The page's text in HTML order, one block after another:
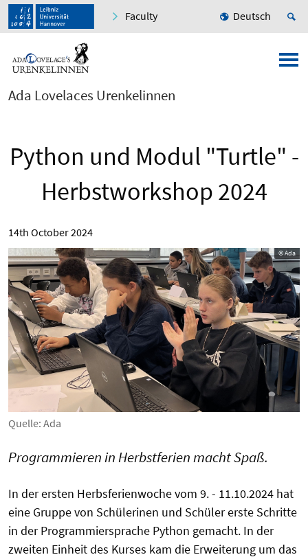
Faculty Deutsch
Ada Lovelaces Urenkelinnen
Python und Modul "Turtle" -
Herbstworkshop 2024
14th October 2024
© Ada
Quelle: Ada
Programmieren in Herbstferien macht Spaß.
In der ersten Herbsferienwoche vom 9. - 11.10.2024 hat
eine Gruppe von Schülerinen und Schüler erste Schritte
in der Programmiersprache Python gemacht. In der
zweiten Einheit des Kurses kam die Erweiterung um das